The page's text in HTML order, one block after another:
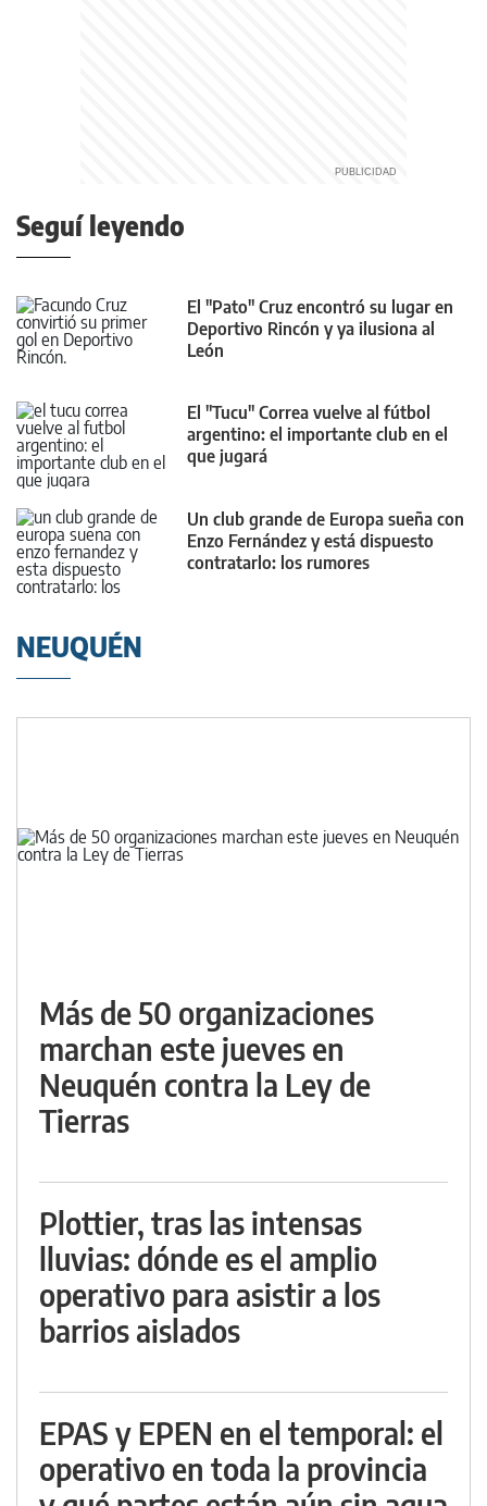
Seguí leyendo
El "Pato" Cruz encontró su lugar en
Deportivo Rincón y ya ilusiona al
León
El "Tucu" Correa vuelve al fútbol
argentino: el importante club en el
que jugará
Un club grande de Europa sueña con
Enzo Fernández y está dispuesto
contratarlo: los rumores
NEUQUÉN
Más de 50 organizaciones
marchan este jueves en
Neuquén contra la Ley de
Tierras
Plottier, tras las intensas
lluvias: dónde es el amplio
operativo para asistir a los
barrios aislados
EPAS y EPEN en el temporal: el
operativo en toda la provincia